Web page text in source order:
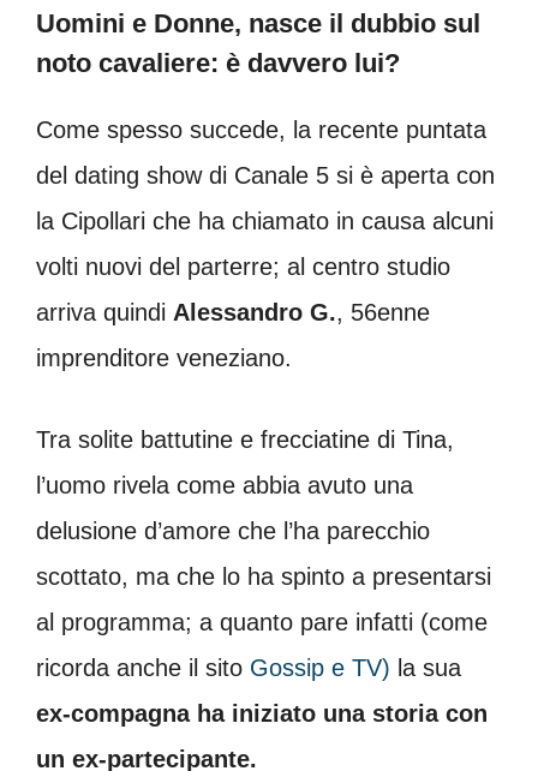
Uomini e Donne, nasce il dubbio sul
noto cavaliere: è davvero lui?
Come spesso succede, la recente puntata
del dating show di Canale 5 si è aperta con
la Cipollari che ha chiamato in causa alcuni
volti nuovi del parterre; al centro studio
arriva quindi Alessandro G., 56enne
imprenditore veneziano.
Tra solite battutine e frecciatine di Tina,
l’uomo rivela come abbia avuto una
delusione d’amore che l’ha parecchio
scottato, ma che lo ha spinto a presentarsi
al programma; a quanto pare infatti (come
ricorda anche il sito Gossip e TV) la sua
ex-compagna ha iniziato una storia con
un ex-partecipante.